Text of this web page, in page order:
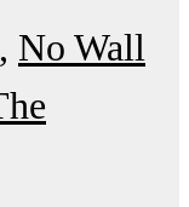
No Wall